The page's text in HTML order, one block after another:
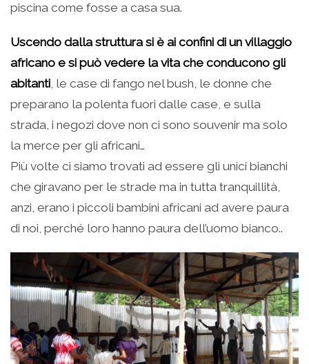
piscina come fosse a casa sua.
Uscendo dalla struttura si è ai confini di un villaggio
africano e si può vedere la vita che conducono gli
abitanti, le case di fango nel bush, le donne che
preparano la polenta fuori dalle case, e sulla
strada, i negozi dove non ci sono souvenir ma solo
la merce per gli africani…
Più volte ci siamo trovati ad essere gli unici bianchi
che giravano per le strade ma in tutta tranquillità,
anzi, erano i piccoli bambini africani ad avere paura
di noi, perché loro hanno paura dell’uomo bianco..